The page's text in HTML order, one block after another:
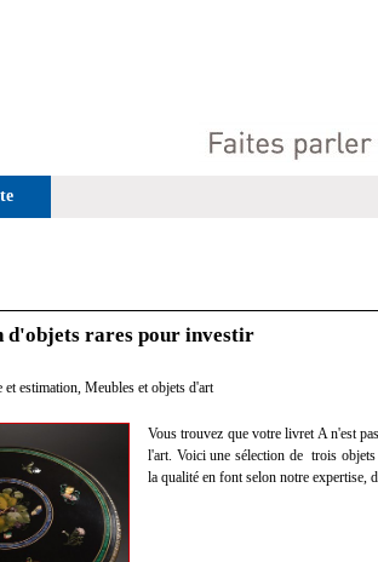
d'objets rares pour investir
et estimation, Meubles et objets d'art
Vous trouvez que votre livret A n'est
l'art. Voici une sélection de trois
la qualité en font selon notre expertise,